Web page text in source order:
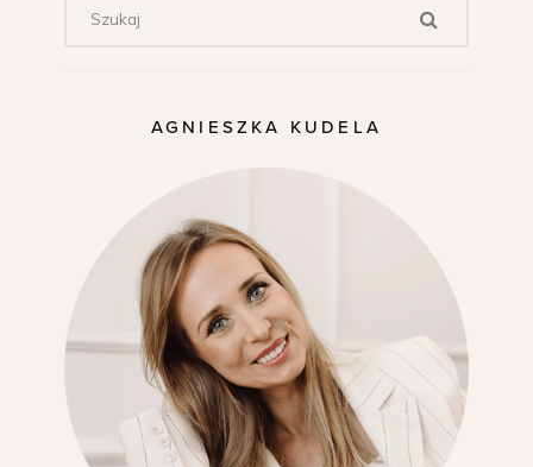
AGNIESZKA KUDELA